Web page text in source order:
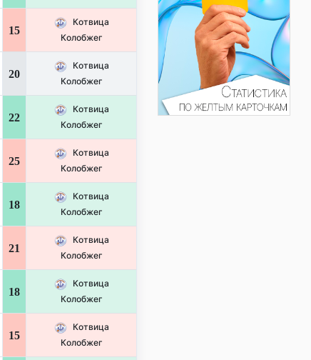
15
Котвица
Колобжег
20
Котвица
Колобжег
22
Котвица
Колобжег
25
Котвица
Колобжег
18
Котвица
Колобжег
21
Котвица
Колобжег
18
Котвица
Колобжег
15
Котвица
Колобжег